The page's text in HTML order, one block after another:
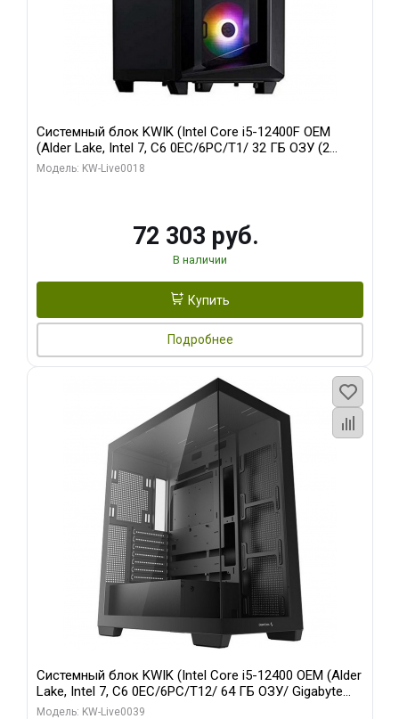
Системный блок KWIK (Intel Core i5-12400F OEM
(Alder Lake, Intel 7, C6 0EC/6PC/T1/ 32 ГБ ОЗУ (2
модуля)/ Ninja Sinotex GTX1660 SUPER 6GB GDDR6
Модель: KW-Live0018
72 303 руб.
В наличии
Купить
Подробнее
Системный блок KWIK (Intel Core i5-12400 OEM (Alder
Lake, Intel 7, C6 0EC/6PC/T12/ 64 ГБ ОЗУ/ Gigabyte
RX6500XT EAGLE 4G GDDR6 64bit HDMI DP 31055/ 512
Модель: KW-Live0039